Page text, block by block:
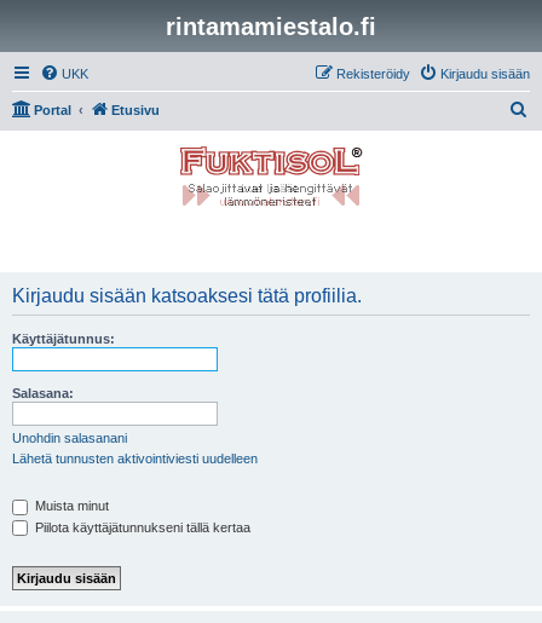
rintamamiestalo.fi
UKK Kirjaudu sisään
Rekisteröidy
Portal Etusivu
Kirjaudu sisään katsoaksesi tätä profiilia.
Käyttäjätunnus:
Salasana:
Unohdin salasanani
Lähetä tunnusten aktivointiviesti uudelleen
Muista minut
Piilota käyttäjätunnukseni tällä kertaa